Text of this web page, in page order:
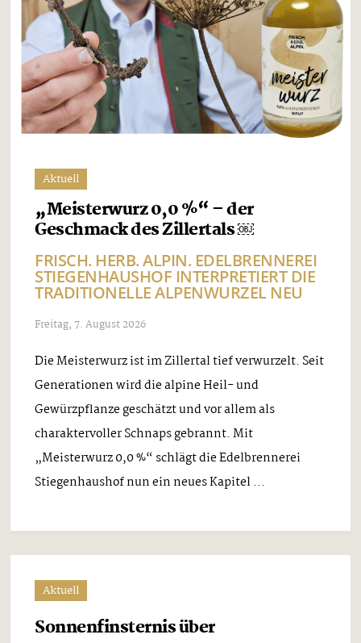
Aktuell
„Meisterwurz 0,0 %“ – der
Geschmack des Zillertals ￼
FRISCH. HERB. ALPIN. EDELBRENNEREI
STIEGENHAUSHOF INTERPRETIERT DIE
TRADITIONELLE ALPENWURZEL NEU
Freitag, 7. August 2026
Die Meisterwurz ist im Zillertal tief verwurzelt. Seit
Generationen wird die alpine Heil- und
Gewürzpflanze geschätzt und vor allem als
charaktervoller Schnaps gebrannt. Mit
„Meisterwurz 0,0 %“ schlägt die Edelbrennerei
Stiegenhaushof nun ein neues Kapitel ...
Aktuell
Sonnenfinsternis über